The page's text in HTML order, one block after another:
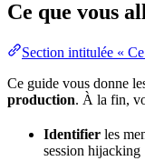
Ce que vous
Section intitulée «
Ce guide vous donne
production. À la fin,
Identifier les
session hijacking